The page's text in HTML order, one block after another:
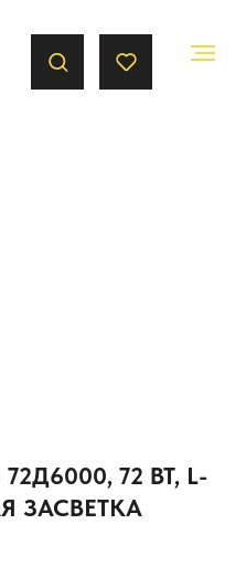
72 ВТ, L-
ЗАСВЕТКА